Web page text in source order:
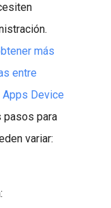
más
entre
Device
pasos para
variar: